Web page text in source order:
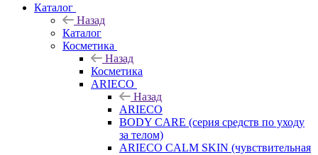
Каталог
Назад
Каталог
Косметика
Назад
Косметика
ARIECO
Назад
ARIECO
BODY CARE (серия средств по уходу
за телом)
ARIECO CALM SKIN (чувствительная